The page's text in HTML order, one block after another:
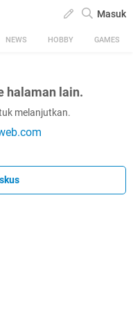
Masuk
NEWS HOBBY GAMES
halaman lain.
melanjutkan.